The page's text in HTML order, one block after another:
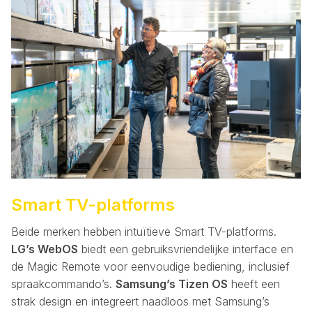
Smart TV-platforms
Beide merken hebben intuïtieve Smart TV-platforms.
LG’s WebOS biedt een gebruiksvriendelijke interface en
de Magic Remote voor eenvoudige bediening, inclusief
spraakcommando’s. Samsung’s Tizen OS heeft een
strak design en integreert naadloos met Samsung’s